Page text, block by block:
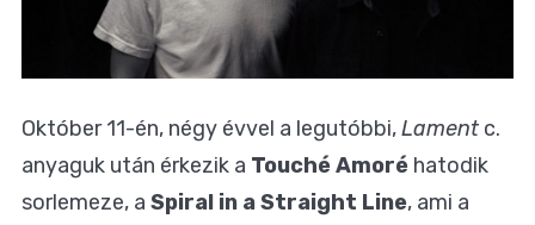
Október 11-én, négy évvel a legutóbbi,Lament c.
anyaguk után érkezik a Touché Amoré hatodik
sorlemeze, a Spiral in a Straight Line, ami a